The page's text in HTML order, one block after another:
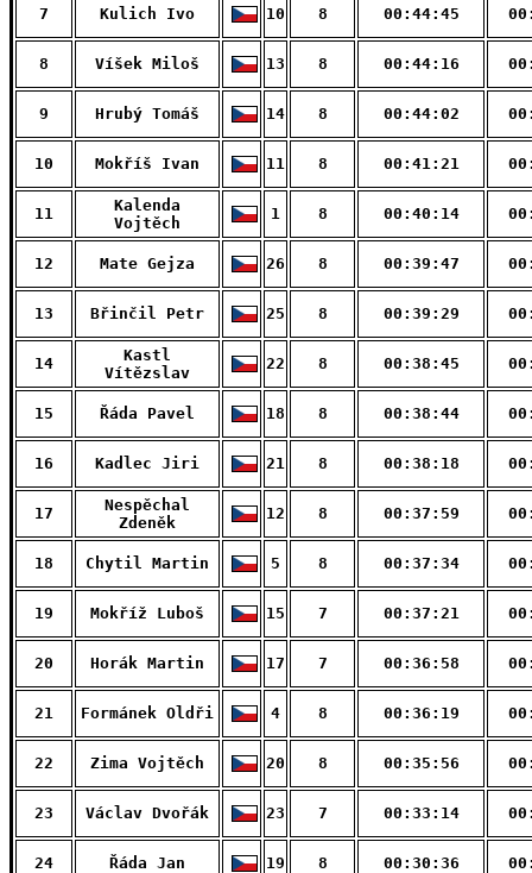
7 Kulich Ivo 10 8 00:44:45
8 Víšek Miloš 13 8 00:44:16
9 Hrubý Tomáš 14 8 00:44:02
10 Mokříš Ivan 11 8 00:41:21
11
Kalenda
Vojtěch
1 8 00:40:14
12 Mate Gejza 26 8 00:39:47
13 Břinčil Petr 25 8 00:39:29
14
Kastl
Vítězslav
22 8 00:38:45
15 Řáda Pavel 18 8 00:38:44
16 Kadlec Jiri 21 8 00:38:18
17
Nespěchal
Zdeněk
12 8 00:37:59
18 Chytil Martin 5 8 00:37:34
19 Mokříž Luboš 15 7 00:37:21
20 Horák Martin 17 7 00:36:58
21 Formánek Oldři 4 8 00:36:19
22 Zima Vojtěch 20 8 00:35:56
23 Václav Dvořák 23 7 00:33:14
24 Řáda Jan 19 8 00:30:36